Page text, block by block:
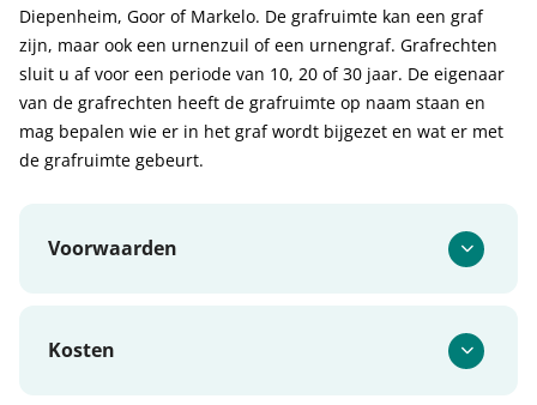
Diepenheim, Goor of Markelo. De grafruimte kan een graf
zijn, maar ook een urnenzuil of een urnengraf. Grafrechten
sluit u af voor een periode van 10, 20 of 30 jaar. De eigenaar
van de grafrechten heeft de grafruimte op naam staan en
mag bepalen wie er in het graf wordt bijgezet en wat er met
de grafruimte gebeurt.
Voorwaarden
Kosten